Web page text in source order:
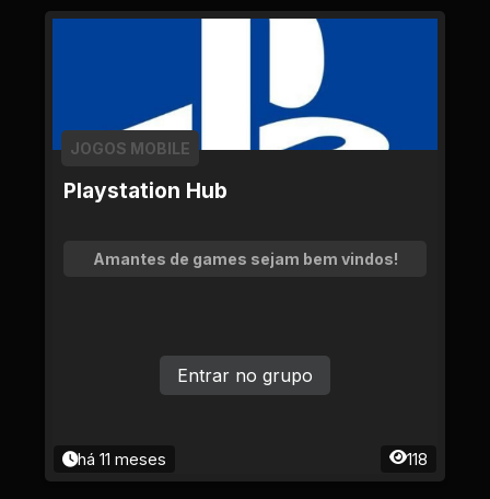
Playstation Hub
JOGOS MOBILE
Amantes de games sejam bem vindos!
há 11 meses 118
Entrar no grupo